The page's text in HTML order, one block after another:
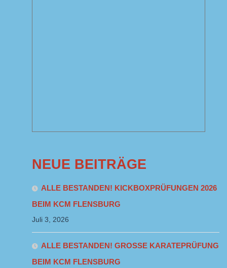
NEUE BEITRÄGE
ALLE BESTANDEN! KICKBOXPRÜFUNGEN 2026
BEIM KCM FLENSBURG
Juli 3, 2026
ALLE BESTANDEN! GROSSE KARATEPRÜFUNG B
EIM KCM FLENSBURG